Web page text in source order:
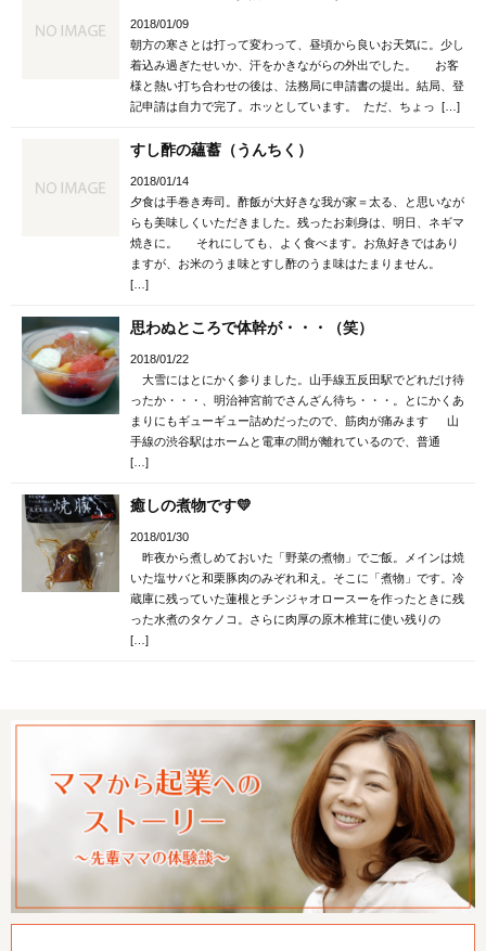
2018/01/09
朝方の寒さとは打って変わって、昼頃から良いお天気に。少し
着込み過ぎたせいか、汗をかきながらの外出でした。 お客
様と熱い打ち合わせの後は、法務局に申請書の提出。結局、登
記申請は自力で完了。ホッとしています。 ただ、ちょっ […]
すし酢の蘊蓄（うんちく）
2018/01/14
夕食は手巻き寿司。酢飯が大好きな我が家＝太る、と思いなが
らも美味しくいただきました。残ったお刺身は、明日、ネギマ
焼きに。 それにしても、よく食べます。お魚好きではあり
ますが、お米のうま味とすし酢のうま味はたまりません。
[…]
思わぬところで体幹が・・・（笑）
2018/01/22
大雪にはとにかく参りました。山手線五反田駅でどれだけ待
ったか・・・、明治神宮前でさんざん待ち・・・。とにかくあ
まりにもギューギュー詰めだったので、筋肉が痛みます 山
手線の渋谷駅はホームと電車の間が離れているので、普通
[…]
癒しの煮物です💛
2018/01/30
昨夜から煮しめておいた「野菜の煮物」でご飯。メインは焼
いた塩サバと和栗豚肉のみぞれ和え。そこに「煮物」です。冷
蔵庫に残っていた蓮根とチンジャオロースーを作ったときに残
った水煮のタケノコ。さらに肉厚の原木椎茸に使い残りの
[…]